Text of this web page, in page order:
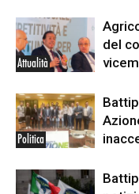
Attualità
del
Politica